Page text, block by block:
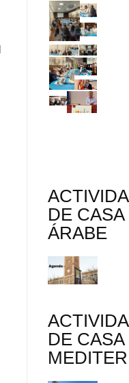
DE CASA
ÁRABE
DE CASA